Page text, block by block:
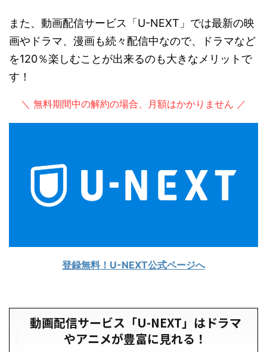
また、動画配信サービス「U-NEXT」では最新の映
画やドラマ、漫画も続々配信中なので、ドラマなど
を120％楽しむことが出来るのも大きなメリットで
す！
＼ 無料期間中の解約の場合、月額はかかりません ／
登録無料！U-NEXT公式ページへ
動画配信サービス「U-NEXT」はドラマ
やアニメが豊富に見れる！